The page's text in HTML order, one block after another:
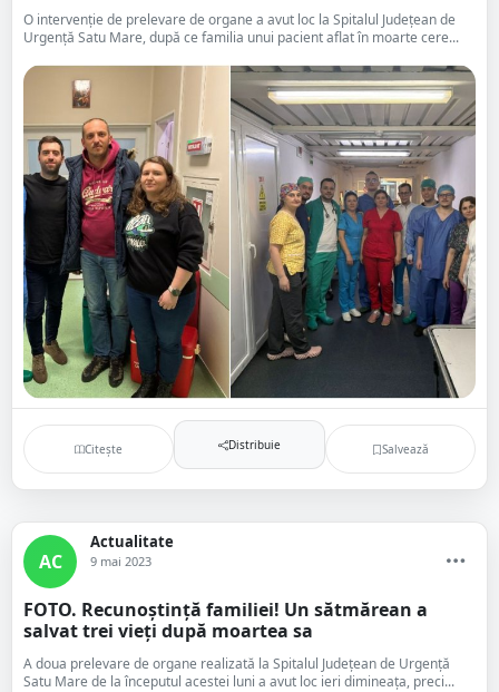
O intervenție de prelevare de organe a avut loc la Spitalul Județean de
Urgență Satu Mare, după ce familia unui pacient aflat în moarte cere...
Citește Distribuie Salvează
AC
Actualitate
9 mai 2023
FOTO. Recunoștință familiei! Un sătmărean a
salvat trei vieți după moartea sa
A doua prelevare de organe realizată la Spitalul Județean de Urgență
Satu Mare de la începutul acestei luni a avut loc ieri dimineața, preci...